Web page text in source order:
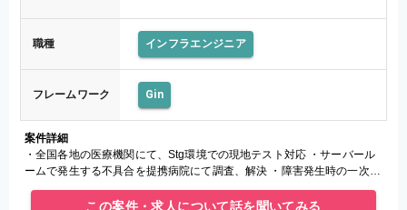
職種 インフラエンジニア
フレームワーク Gin
案件詳細
・全国各地の医療機関にて、Stg環境での現地テスト対応 ・サーバール
ームで発生する不具合を提携病院にて調査、解決 ・障害発生時の一次切
り分け、Linuxコマンドを用いたログ特定、解析 ・本番反映
この案件・求人について話を聞いてみる